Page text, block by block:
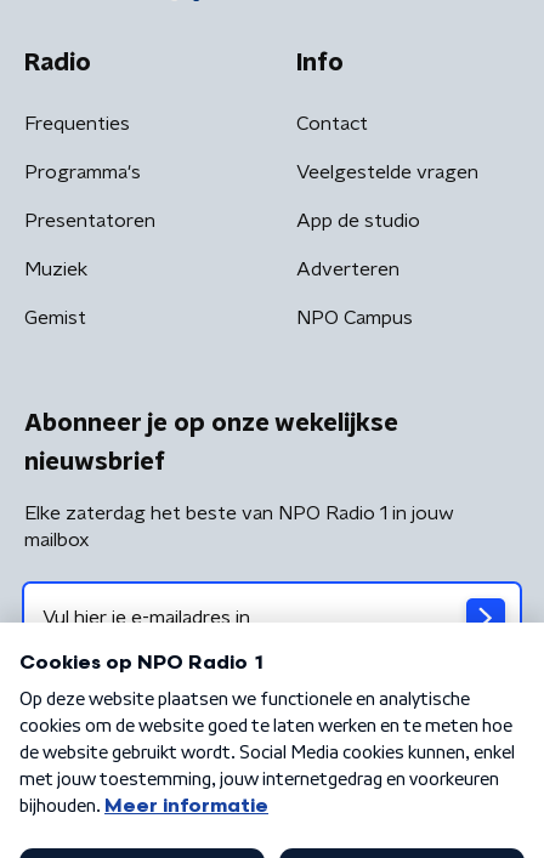
Radio
Frequenties
Programma's
Presentatoren
Muziek
Gemist
Info
Contact
Veelgestelde vragen
App de studio
Adverteren
NPO Campus
Abonneer je op onze wekelijkse
nieuwsbrief
Elke zaterdag het beste van NPO Radio 1 in jouw
mailbox
Algemene voorwaarden